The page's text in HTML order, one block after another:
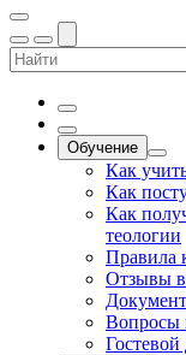
Обучение
Как
Как
Как
теологии
Правила
Отзывы
Вопросы